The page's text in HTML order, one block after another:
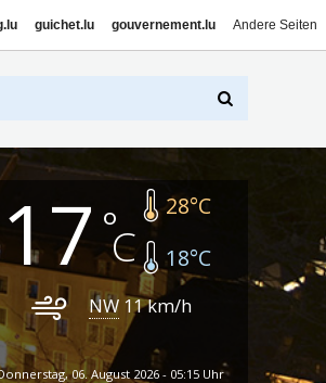
guichet.lu gouvernement.lu Andere Seiten
17 28°C
18°C
NW 11km/h
06. August 2026 - 05:15 Uhr